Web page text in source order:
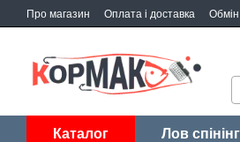
Перейти до основного контенту
Про магазин Оплата і доставка
Каталог Лов